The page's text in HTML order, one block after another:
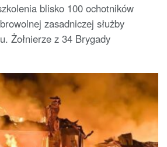
blisko 100 ochotników
zasadniczej służby
Żołnierze z 34 Brygady